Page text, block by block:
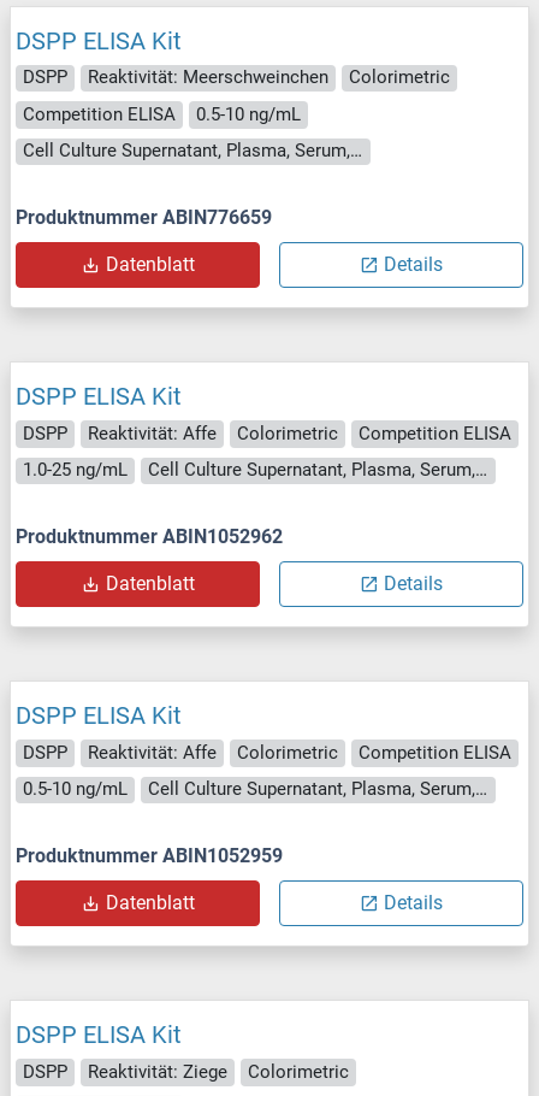
DSPP ELISA Kit
DSPP Reaktivität: Meerschweinchen
Colorimetric
Competition ELISA
0.5-10 ng/mL
Cell Culture Supernatant, Plasma, Serum, Tissue Homogenate
Produktnummer ABIN776659
Datenblatt Details
DSPP ELISA Kit
DSPP Reaktivität: Affe Colorimetric
Competition ELISA
1.0-25 ng/mL
Cell Culture Supernatant, Plasma, Serum, Tissue Homogenate
Produktnummer ABIN1052962
Datenblatt Details
DSPP ELISA Kit
DSPP Reaktivität: Affe Colorimetric
Competition ELISA
0.5-10 ng/mL
Cell Culture Supernatant, Plasma, Serum, Tissue Homogenate
Produktnummer ABIN1052959
Datenblatt Details
DSPP ELISA Kit
DSPP Reaktivität: Ziege
Colorimetric